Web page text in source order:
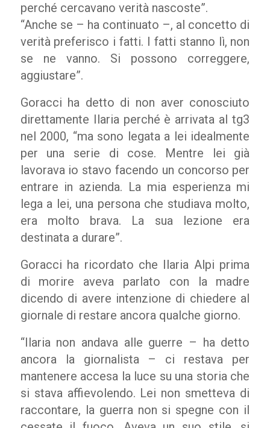
perché cercavano verità nascoste”.
“Anche se – ha continuato –, al concetto di
verità preferisco i fatti. I fatti stanno lì, non
se ne vanno. Si possono correggere,
aggiustare”.
Goracci ha detto di non aver conosciuto
direttamente Ilaria perché è arrivata al tg3
nel 2000, “ma sono legata a lei idealmente
per una serie di cose. Mentre lei già
lavorava io stavo facendo un concorso per
entrare in azienda. La mia esperienza mi
lega a lei, una persona che studiava molto,
era molto brava. La sua lezione era
destinata a durare”.
Goracci ha ricordato che Ilaria Alpi prima
di morire aveva parlato con la madre
dicendo di avere intenzione di chiedere al
giornale di restare ancora qualche giorno.
“Ilaria non andava alle guerre – ha detto
ancora la giornalista – ci restava per
mantenere accesa la luce su una storia che
si stava affievolendo. Lei non smetteva di
raccontare, la guerra non si spegne con il